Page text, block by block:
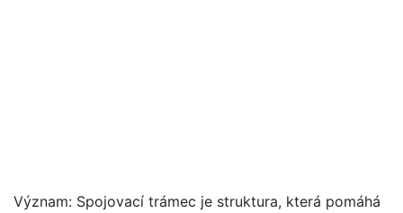
Význam: Spojovací trámec je struktura, která pomáhá